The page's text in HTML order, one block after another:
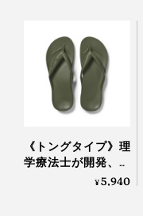
《トングタイプ》理
学療法士が開発、世
界600万人の足を支
¥5,940